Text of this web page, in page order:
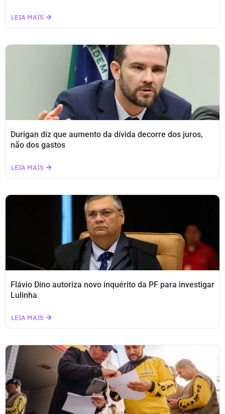
LEIA MAIS
Durigan diz que aumento da dívida decorre dos juros,
não dos gastos
LEIA MAIS
Flávio Dino autoriza novo inquérito da PF para investigar
Lulinha
LEIA MAIS